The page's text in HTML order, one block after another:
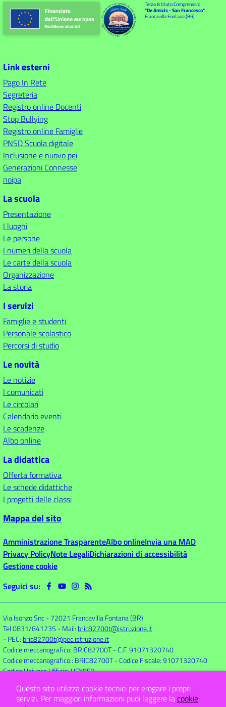
Terzo Istituto Comprensivo
"De Amicis - San Francesco"
Francavilla Fontana (BR)
Link esterni
Pago In Rete
Segreteria
Registro online Docenti
Stop Bullying
Registro online Famiglie
PNSD Scuola digitale
Inclusione e nuovo pei
Generazioni Connesse
noipa
La scuola
Presentazione
I luoghi
Le persone
I numeri della scuola
Le carte della scuola
Organizzazione
La storia
I servizi
Famiglie e studenti
Personale scolastico
Percorsi di studio
Le novità
Le notizie
I comunicati
Le circolari
Calendario eventi
Le scadenze
Albo online
La didattica
Offerta formativa
Le schede didattiche
I progetti delle classi
Mappa del sito
Amministrazione TrasparenteAlbo onlineInvia una MAD
Privacy PolicyNote LegaliDichiarazioni di accessibilità
Gestione cookie
Seguici su:
Via Isonzo Snc-72021 Francavilla Fontana (BR)
Tel 0831/841735 - Mail: bric82700t@istruzione.it
- PEC: bric82700t@pec.istruzione.it
Codice meccanografico: BRIC82700T- C.F. 91071320740
Codice meccanografico:: BRIC82700T- Codice Fiscale: 91071320740
Codice Univoco Ufficio: UFX8EY
Concept & Design by
Designers Italia
Questo sito utilizza cookie tecnici per erogare i propri
servizi. Per maggiori informazioni puoi leggere lacookie